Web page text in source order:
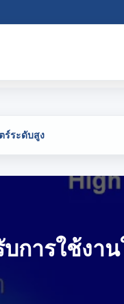
ร์ระดับสูง
การใช้งา